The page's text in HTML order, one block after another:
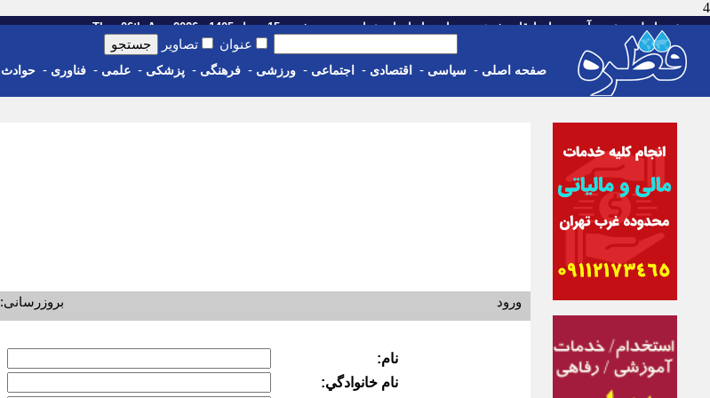
4
صفحه اصلی-خبر-آب و هوا-اوقات شرعی-تماس با ما-استخدام پنجشنبه، 15 مرداد 1405 - Thu, 06th Aug 2026
عنوان تصاویر
صفحه اصلی - سیاسی - اقتصادی - اجتماعی - ورزشی - فرهنگی - پزشکی - علمی - فناوری - حوادث
ورود بروزرسانی: 17:24
نام:
نام خانوادگي: